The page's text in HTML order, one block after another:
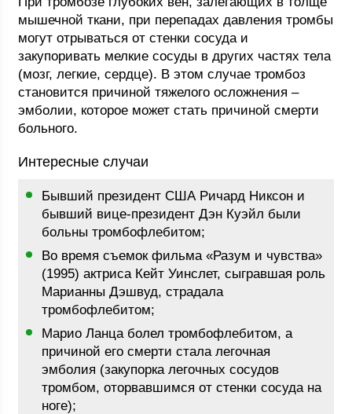
мышечной ткани, при перепадах давления тромбы
могут отрываться от стенки сосуда и
закупоривать мелкие сосуды в других частях тела
(мозг, легкие, сердце). В этом случае тромбоз
становится причиной тяжелого осложнения –
эмболии, которое может стать причиной смерти
больного.
Интересные случаи
Бывший президент США Ричард Никсон и
бывший вице-президент Дэн Куэйл были
больны тромбофлебитом;
Во время съемок фильма «Разум и чувства»
(1995) актриса Кейт Уинслет, сыгравшая роль
Марианны Дэшвуд, страдала
тромбофлебитом;
Марио Ланца болел тромбофлебитом, а
причиной его смерти стала легочная
эмболия (закупорка легочных сосудов
тромбом, оторвавшимся от стенки сосуда на
ноге);